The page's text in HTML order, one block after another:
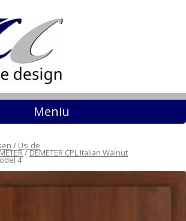
Meniu Sari la conținut
/ Uși de
/DEMETER CPL Italian Walnut
4